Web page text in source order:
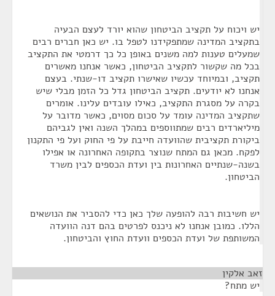
יש ויכוח על תקציב הביטחון שהוא יורד לעצם הבעיה
בתקציב המדינה שמתפקידנו לטפל בו. יש כאן חברים רבים
שמעלים טענות למה משנים באופן כל כך דרמטי את התקציב
בכל מה שקשור לתקציב הביטחון, כאשר אנחנו מאשרים
תקציב, ובמיוחד עכשיו שאישרו תקציב דו-שנתי. בעצם
אנחנו לא יודעים. תקציב הביטחון גדל כל הזמן מבלי שיש
בקרה על מסגרת התקציב, כאילו עובדים עלינו. אומרים
שתקציב המדינה עומד על סכום מסוים, כאשר מדובר על
מיליארדים רבים שמתווספים במהלך השנה ואין לגביהם
ביקורת תקציבית שהוועדה חייבת על פי החוק ועל פי התקנון
לפקח. מכאן גם המתח שנוצר בתקופה האחרונה או אפילו
בשנה-שנתיים האחרונות בין ועדת הכספים לבין משרד
הביטחון.
יש חשיבות רבה להופעה שלך כאן כדי להסביר את הנושאים
הללו. כמובן אנחנו לא ניכנס לפרטים בהם דנה הוועדה
המשותפת של ועדת הכספים וועדת החוץ והביטחון.
זאב אלקין
יש מתח?